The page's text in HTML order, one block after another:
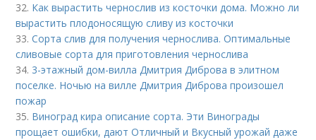
32. Как вырастить чернослив из косточки дома. Можно ли
вырастить плодоносящую сливу из косточки
33.Сорта слив для получения чернослива. Оптимальные
сливовые сорта для приготовления чернослива
34. 3-этажный дом-вилла Дмитрия Диброва в элитном
поселке. Ночью на вилле Дмитрия Диброва произошел
пожар
35. Виноград кира описание сорта. Эти Винограды
прощает ошибки, дают Отличный и Вкусный урожай даже